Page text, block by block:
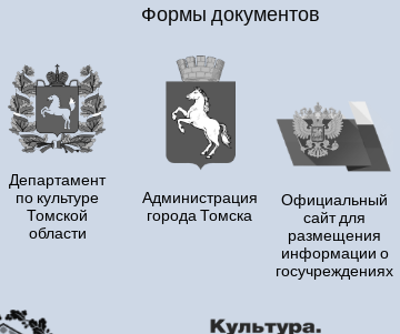
Формы документов
Департамент
по культуре
Томской
области
Администрация
города Томска
Официальный
сайт для
размещения
информации о
госучреждениях